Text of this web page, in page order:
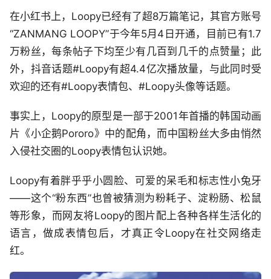
在小红书上，Loopy已经有了超8万篇笔记，其官方账号
“ZANMANG LOOPY”于今年5月4日开通，目前已有1.7
万粉丝，每条帖子下均至少有几百到几千的点赞量；此
外，抖音话题#Loopy有超4.4亿次播放量，与此同时受
欢迎的还有#Loopy表情包、#Loopy头像等话题。
事实上，Loopy的原型是一部于2001年首播的韩国动画
片《小企鹅Pororo》中的配角，而中国粉丝大多由悄然
入侵社交圈的Loopy表情包认识她。
Loopy有着胖乎乎小圆脸、可爱的呆毛和标志性小兔牙
——这个“粉东西”也曾被猜测为粉耗子、淀粉肠、松鼠
等形象，而网友将Loopy的图片配上各种各样生活化的
语言，做成表情包后，才真正令Loopy在社交网络走
红。